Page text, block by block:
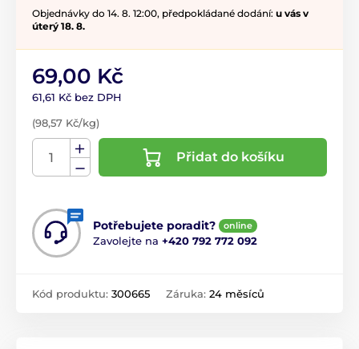
Objednávky do 14. 8. 12:00, předpokládané dodání: u vás v
úterý 18. 8.
69,00 Kč
61,61 Kč bez DPH
(98,57 Kč/kg)
Přidat do košíku
Potřebujete poradit? online
Zavolejte na +420 792 772 092
Kód produktu: 300665 Záruka: 24 měsíců